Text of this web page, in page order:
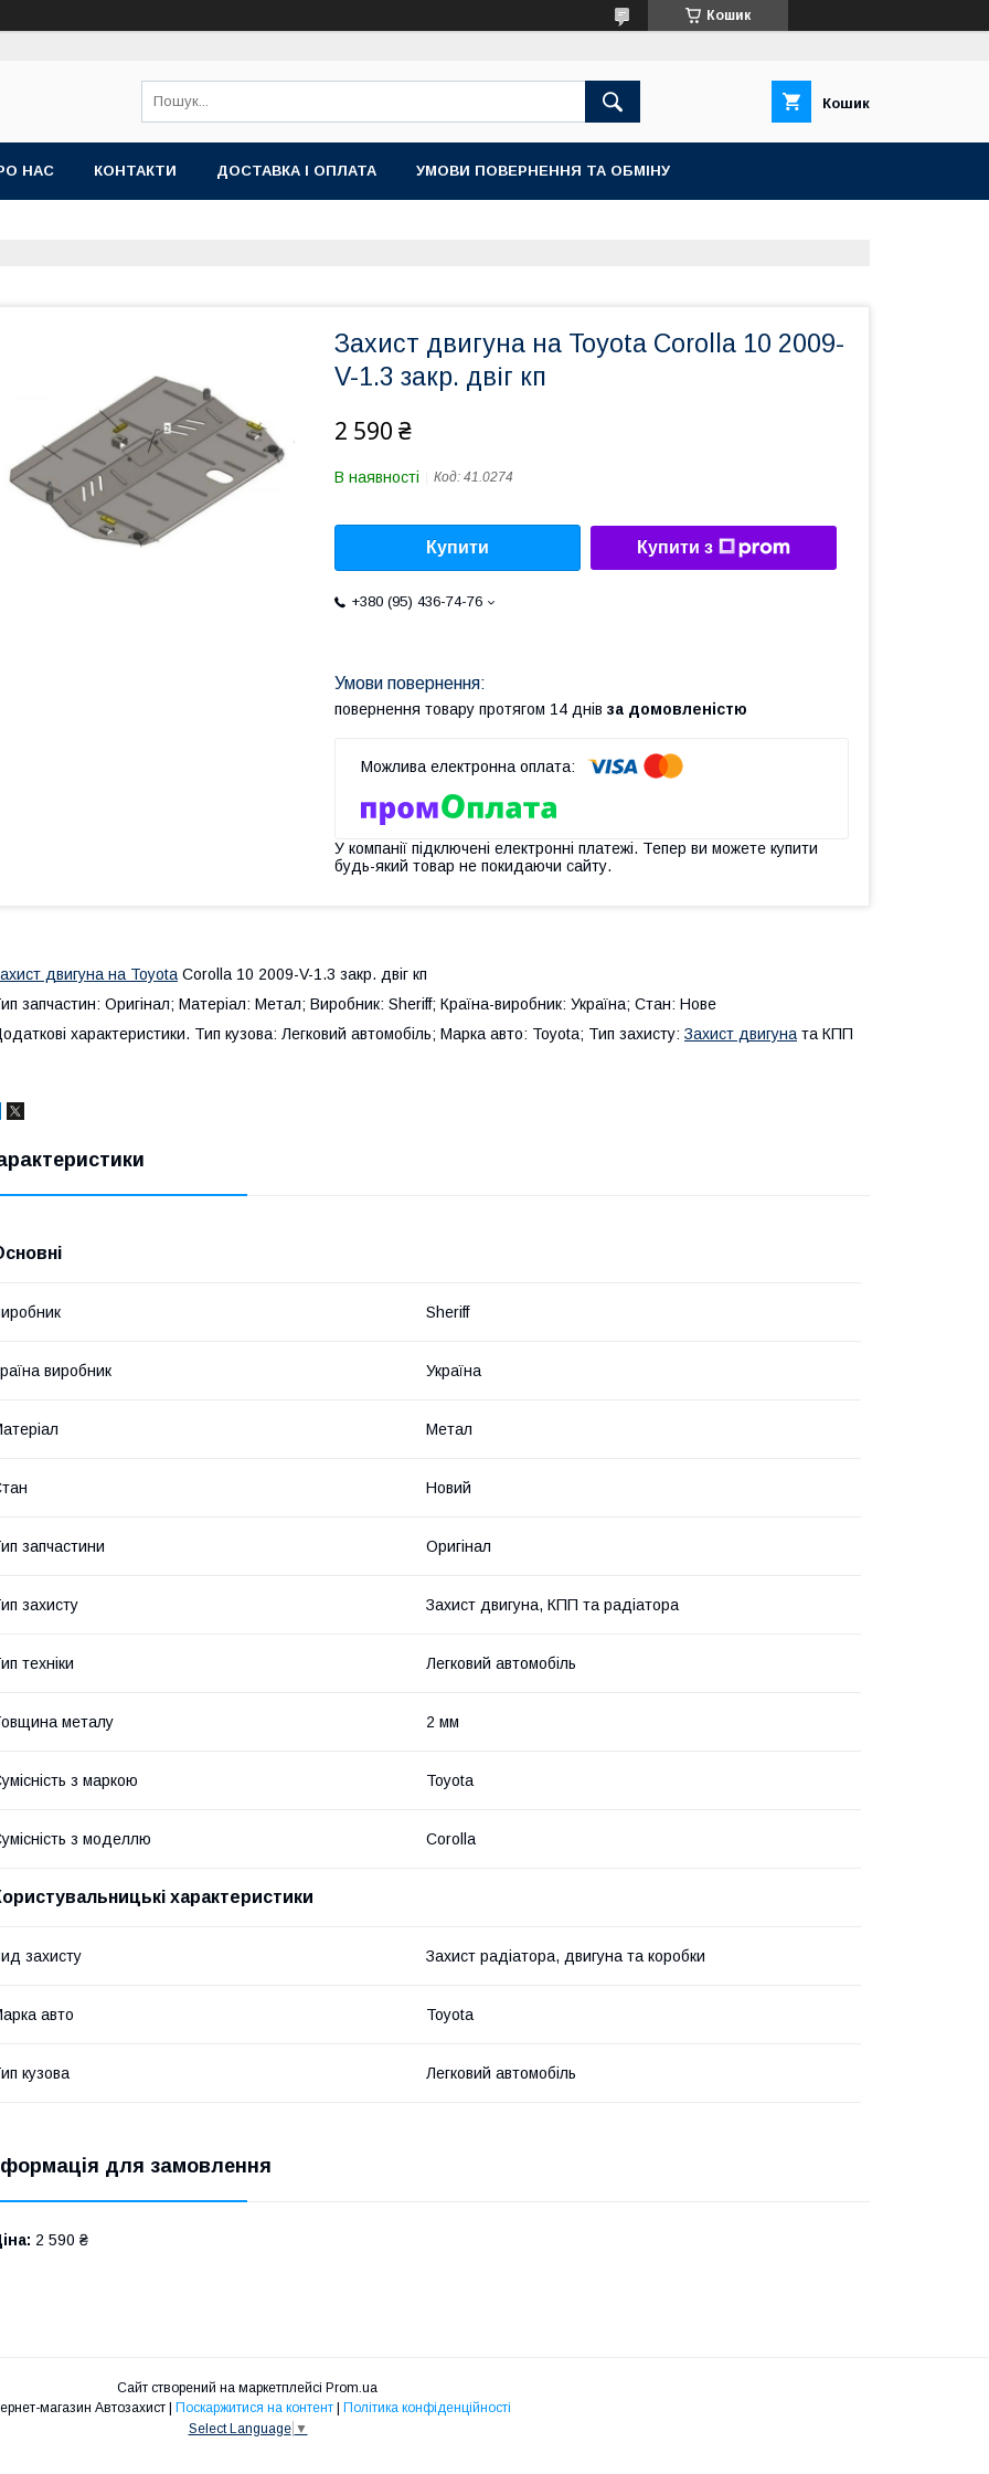
Кошик
Кошик
НАС КОНТАКТИ ДОСТАВКА І ОПЛАТА УМОВИ ПОВЕРНЕННЯ ТА ОБМІНУ
Захист двигуна на Toyota Corolla 10 2009-
V-1.3 закр. двіг кп
2 590 ₴
В наявності Код: 41.0274
Купити Купити з
+380 (95) 436-74-76
повернення товару протягом 14 днів за домовленістю
У компанії підключені електронні платежі. Тепер ви можете купити
будь-який товар не покидаючи сайту.
двигуна на Toyota Corolla 10 2009-V-1.3 закр. двіг кп
запчастин: Оригінал; Матеріал: Метал; Виробник: Sheriff; Країна-виробник: Україна; Стан: Нове
характеристики. Тип кузова: Легковий автомобіль; Марка авто: Toyota; Тип захисту: Захист двигуна та КПП
Sheriff
виробник Україна
Метал
Новий
запчастини Оригінал
захисту Захист двигуна, КПП та радіатора
техніки Легковий автомобіль
металу 2 мм
з маркою Toyota
з моделлю Corolla
характеристики
захисту Захист радіатора, двигуна та коробки
авто Toyota
кузова Легковий автомобіль
для замовлення
2 590 ₴
Сайт створений на маркетплейсі Prom.ua
Інтернет-магазин Автозахист | Поскаржитися на контент | Політика конфіденційності
Select Language ▼